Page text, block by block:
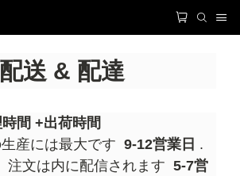
配送 & 配達
間 +出荷時間
産には最大です 9-12営業日 .
注文は内に配信されます 5-7営